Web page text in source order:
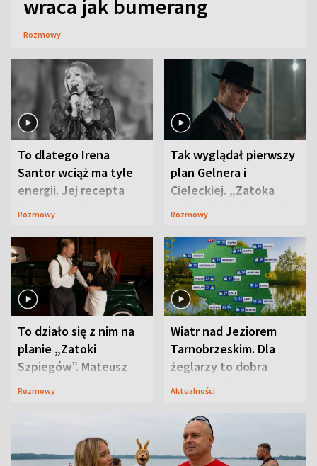
wraca jak bumerang
Rozmowy
To dlatego Irena
Santor wciąż ma tyle
energii. Jej recepta
jest zaskakująco
Rozmowy
Tak wyglądał pierwszy
plan Gelnera i
Cieleckiej. „Zatoka
szpiegów” od razu ich
Rozmowy
To działo się z nim na
planie „Zatoki
Szpiegów”. Mateusz
Janicki odsłonił
Rozmowy
Wiatr nad Jeziorem
Tarnobrzeskim. Dla
żeglarzy to dobra
wiadomość
Aktualności